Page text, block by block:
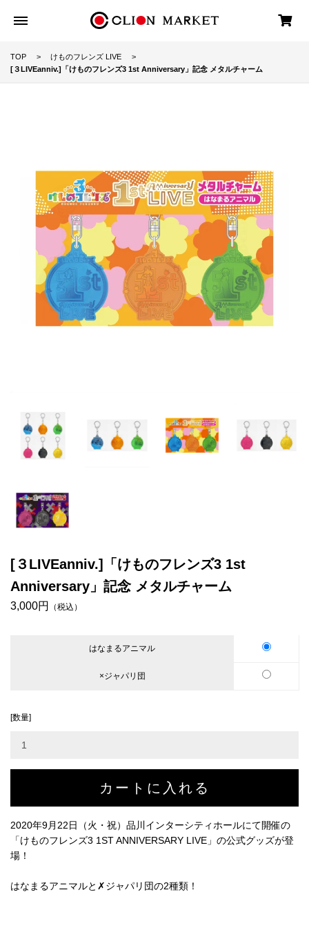
TOP
けものフレンズ LIVE
[３LIVEanniv.]「けものフレンズ3 1st Anniversary」記念 メタルチャーム
[３LIVEanniv.]「けものフレンズ3 1st
Anniversary」記念 メタルチャーム
3,000円 （税込）
はなまるアニマル
×ジャパリ団
[数量]
2020年9月22日（火・祝）品川インターシティホールにて開催の
「けものフレンズ3 1ST ANNIVERSARY LIVE」の公式グッズが登
場！
はなまるアニマルと✗ジャパリ団の2種類！